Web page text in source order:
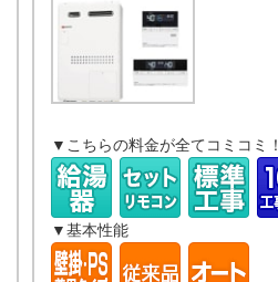
▼こちらの料金が全てコミコミ！
▼基本性能